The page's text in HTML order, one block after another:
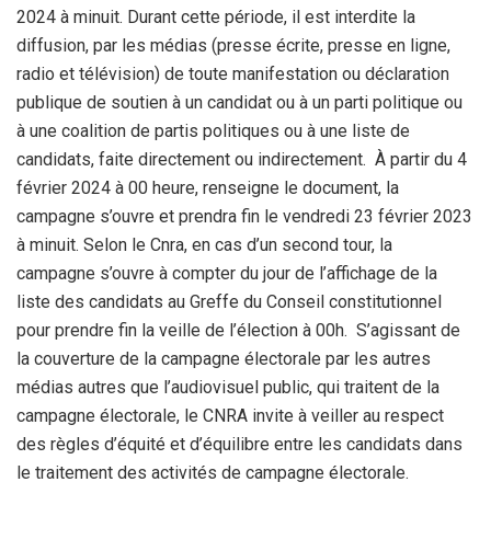
2024 à minuit. Durant cette période, il est interdite la
diffusion, par les médias (presse écrite, presse en ligne,
radio et télévision) de toute manifestation ou déclaration
publique de soutien à un candidat ou à un parti politique ou
à une coalition de partis politiques ou à une liste de
candidats, faite directement ou indirectement. À partir du 4
février 2024 à 00 heure, renseigne le document, la
campagne s’ouvre et prendra fin le vendredi 23 février 2023
à minuit. Selon le Cnra, en cas d’un second tour, la
campagne s’ouvre à compter du jour de l’affichage de la
liste des candidats au Greffe du Conseil constitutionnel
pour prendre fin la veille de l’élection à 00h. S’agissant de
la couverture de la campagne électorale par les autres
médias autres que l’audiovisuel public, qui traitent de la
campagne électorale, le CNRA invite à veiller au respect
des règles d’équité et d’équilibre entre les candidats dans
le traitement des activités de campagne électorale.